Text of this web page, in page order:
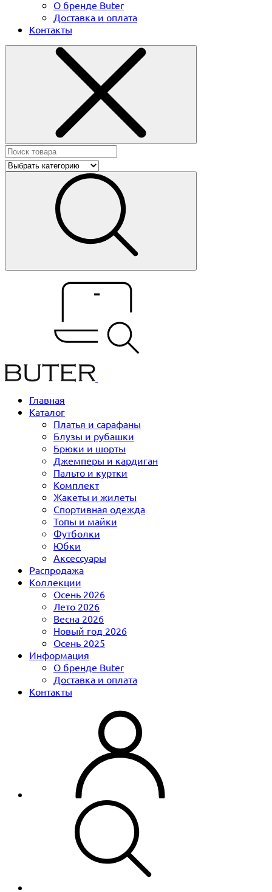
О бренде Buter
Доставка и оплата
Контакты
Главная
Каталог
Платья и сарафаны
Блузы и рубашки
Брюки и шорты
Джемперы и кардиган
Пальто и куртки
Комплект
Жакеты и жилеты
Спортивная одежда
Топы и майки
Футболки
Юбки
Аксессуары
Распродажа
Коллекции
Осень 2026
Лето 2026
Весна 2026
Новый год 2026
Осень 2025
Информация
О бренде Buter
Доставка и оплата
Контакты